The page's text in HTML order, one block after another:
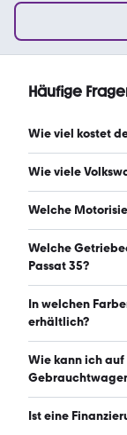
Häufige
Wie viel kostet
Ein guter Preis
Wie viele
Es gibt
Welche
Der
und 174 PS.
Welche
Passat 35?
Der
automatischem
In welchen
erhältlich?
Den
rot, schwarz,
Wie kann ich
Alle
Ist eine